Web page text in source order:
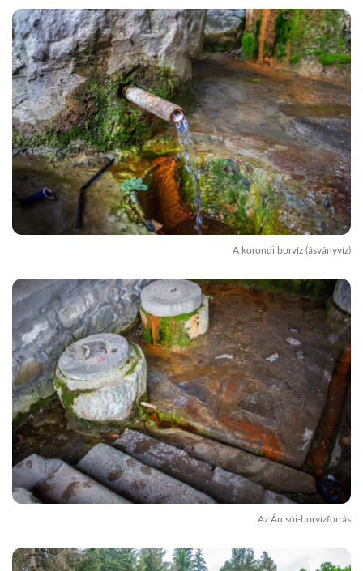
A korondi borvíz (ásványvíz)
Az Árcsói-borvízforrás